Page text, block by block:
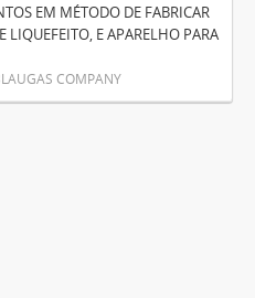
EM MÉTODO DE FABRICAR
LIQUEFEITO, E APARELHO PARA
COMPANY